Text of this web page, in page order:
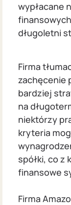
wypłacane
długoletni
Firma
zachęcenie
bardziej
na
niektórzy
kryteria
spółki, co z
finansowe
Firma